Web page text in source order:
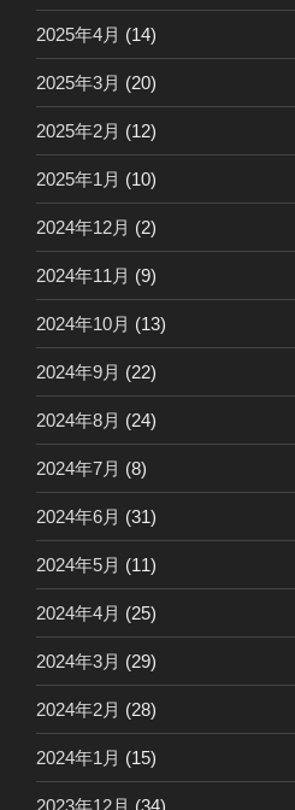
2025年4月 (14)
2025年3月 (20)
2025年2月 (12)
2025年1月 (10)
2024年12月 (2)
2024年11月 (9)
2024年10月 (13)
2024年9月 (22)
2024年8月 (24)
2024年7月 (8)
2024年6月 (31)
2024年5月 (11)
2024年4月 (25)
2024年3月 (29)
2024年2月 (28)
2024年1月 (15)
2023年12月 (34)